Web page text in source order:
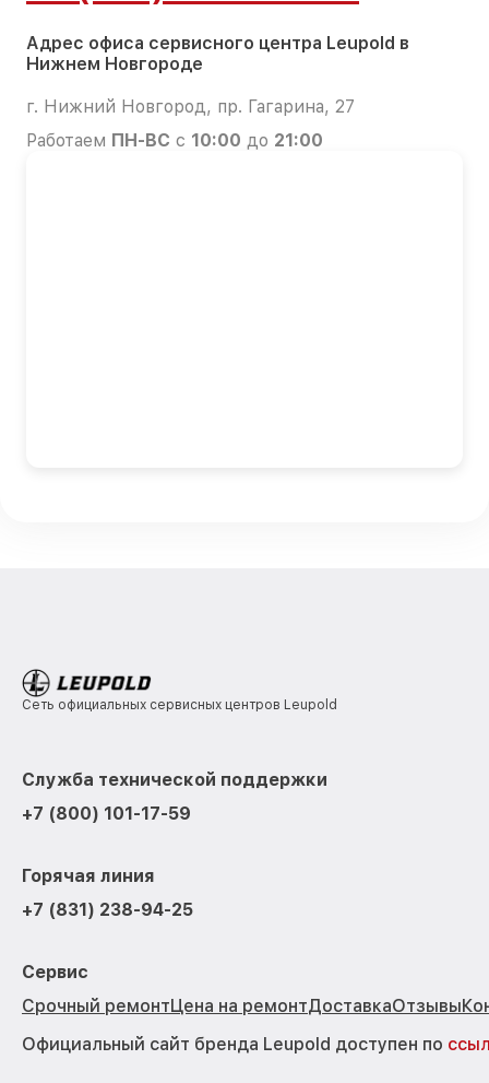
Адрес офиса сервисного центра Leupold в
Нижнем Новгороде
г. Нижний Новгород, пр. Гагарина, 27
Работаем ПН-ВС с 10:00 до 21:00
Сеть официальных сервисных центров Leupold
Служба технической поддержки
+7 (800) 101-17-59
Горячая линия
+7 (831) 238-94-25
Сервис
Срочный ремонтЦена на ремонтДоставкаОтзывы
Официальный сайт бренда Leupold доступен по